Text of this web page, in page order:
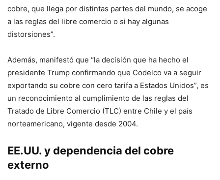
cobre, que llega por distintas partes del mundo, se acoge
a las reglas del libre comercio o si hay algunas
distorsiones”.
Además, manifestó que “la decisión que ha hecho el
presidente Trump confirmando que Codelco va a seguir
exportando su cobre con cero tarifa a Estados Unidos”, es
un reconocimiento al cumplimiento de las reglas del
Tratado de Libre Comercio (TLC) entre Chile y el país
norteamericano, vigente desde 2004.
EE.UU. y dependencia del cobre
externo